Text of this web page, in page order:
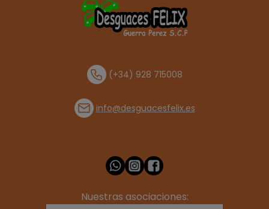
(+34) 928 715008
info@desguacesfelix.es
Nuestras asociaciones: